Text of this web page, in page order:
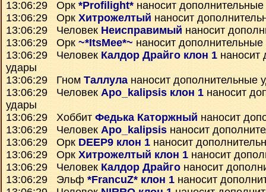
13:06:29 Орк *Profilight* наносит
13:06:29 Орк Хитрожелтый наносит
13:06:29 Человек Неисправимый наносит
13:06:29 Орк ~*ItsMee*~ наносит
13:06:29 Человек Калдор Драйго клон 1 наносит
удары
13:06:29 Гном Таллулананосит дополнительные
13:06:29 Человек Apo_kalipsis клон 1 наносит
удары
13:06:29 Хоббит Федька Каторжный наносит
13:06:29 Человек Apo_kalipsis наносит
13:06:29 Орк DEEP9 клон 1 наносит
13:06:29 Орк Хитрожелтый клон 1 наносит
13:06:29 Человек Калдор Драйго наносит
13:06:29 Эльф *FrancuZ* клон 1 наносит